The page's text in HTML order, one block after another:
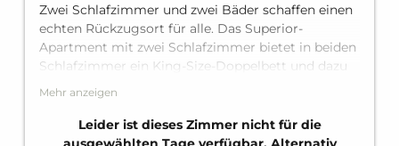
Zwei Schlafzimmer und zwei Bäder schaffen einen
echten Rückzugsort für alle. Das Superior-
Apartment mit zwei Schlafzimmer bietet in beiden
Schlafzimmer ein King-Size-Doppelbett und dazu
eine bequeme Schlafcouch für zwei Personen im
Wohnbereich. Es ist komplett ausgestattet mit
zwei eigenen Bädern mit Badewanne, einer voll
ausgestatteten Küche und einem privaten Balkon.
Mehr anzeigen
Leider ist dieses Zimmer nicht für die